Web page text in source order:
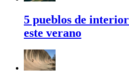
5 pueblos de
este verano